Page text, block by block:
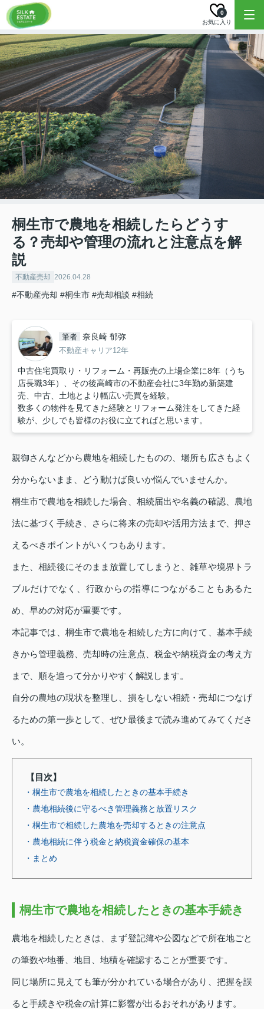
お気に入り
0
桐生市で農地を相続したらどうす
る？売却や管理の流れと注意点を解
説
不動産売却 2026.04.28
#不動産売却 #桐生市 #売却相談 #相続
筆者 奈良崎 郁弥
不動産キャリア12年
中古住宅買取り・リフォーム・再販売の上場企業に8年（うち
店長職3年）、その後高崎市の不動産会社に3年勤め新築建
売、中古、土地とより幅広い売買を経験。
数多くの物件を見てきた経験とリフォーム発注をしてきた経
験が、少しでも皆様のお役に立てればと思います。
親御さんなどから農地を相続したものの、場所も広さもよく
分からないまま、どう動けば良いか悩んでいませんか。
桐生市で農地を相続した場合、相続届出や名義の確認、農地
法に基づく手続き、さらに将来の売却や活用方法まで、押さ
えるべきポイントがいくつもあります。
また、相続後にそのまま放置してしまうと、雑草や境界トラ
ブルだけでなく、行政からの指導につながることもあるた
め、早めの対応が重要です。
本記事では、桐生市で農地を相続した方に向けて、基本手続
きから管理義務、売却時の注意点、税金や納税資金の考え方
まで、順を追って分かりやすく解説します。
自分の農地の現状を整理し、損をしない相続・売却につなげ
るための第一歩として、ぜひ最後まで読み進めてみてくださ
い。
【目次】
・桐生市で農地を相続したときの基本手続き
・農地相続後に守るべき管理義務と放置リスク
・桐生市で相続した農地を売却するときの注意点
・農地相続に伴う税金と納税資金確保の基本
・まとめ
桐生市で農地を相続したときの基本手続き
農地を相続したときは、まず登記簿や公図などで所在地ごと
の筆数や地番、地目、地積を確認することが重要です。
同じ場所に見えても筆が分かれている場合があり、把握を誤
ると手続きや税金の計算に影響が出るおそれがあります。